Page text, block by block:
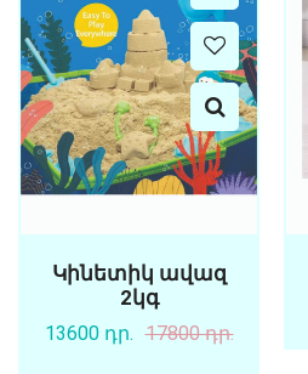
Կինետիկ ավազ
2կգ
13600 դր. 17800 դր.